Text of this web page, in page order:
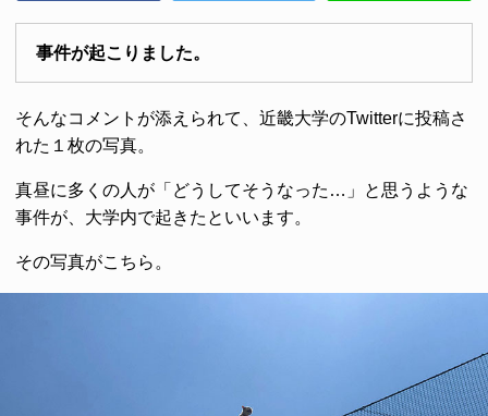
事件が起こりました。
そんなコメントが添えられて、近畿大学のTwitterに投稿さ
れた１枚の写真。
真昼に多くの人が「どうしてそうなった…」と思うような
事件が、大学内で起きたといいます。
その写真がこちら。